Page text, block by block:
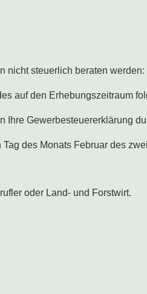
nicht steuerlich beraten werden:
auf den Erhebungszeitraum
Gewerbesteuererklärung
des Monats Februar des
oder Land- und Forstwirt.